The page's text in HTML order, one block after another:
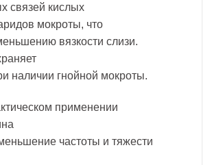
связей кислых
мокроты, что
вязкости слизи.
наличии гнойной мокроты.
применении
частоты и тяжести